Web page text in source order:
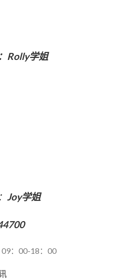
Rolly学姐
Joy学姐
：00-18：00